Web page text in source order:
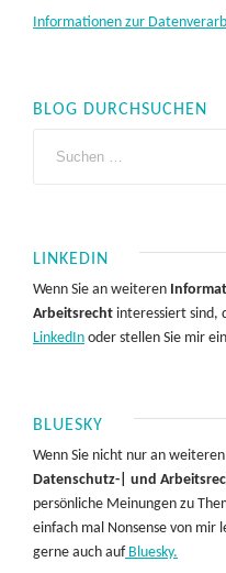
Informationen zur
BLOG DURCHSUCHEN
LINKEDIN
Wenn Sie an weiteren
Arbeitsrecht interessiert sind,
LinkedIn oder stellen Sie mir
BLUESKY
Wenn Sie nicht nur an weiteren
Datenschutz-| und
persönliche Meinungen zu
einfach mal Nonsense von mir
gerne auch aufBluesky.